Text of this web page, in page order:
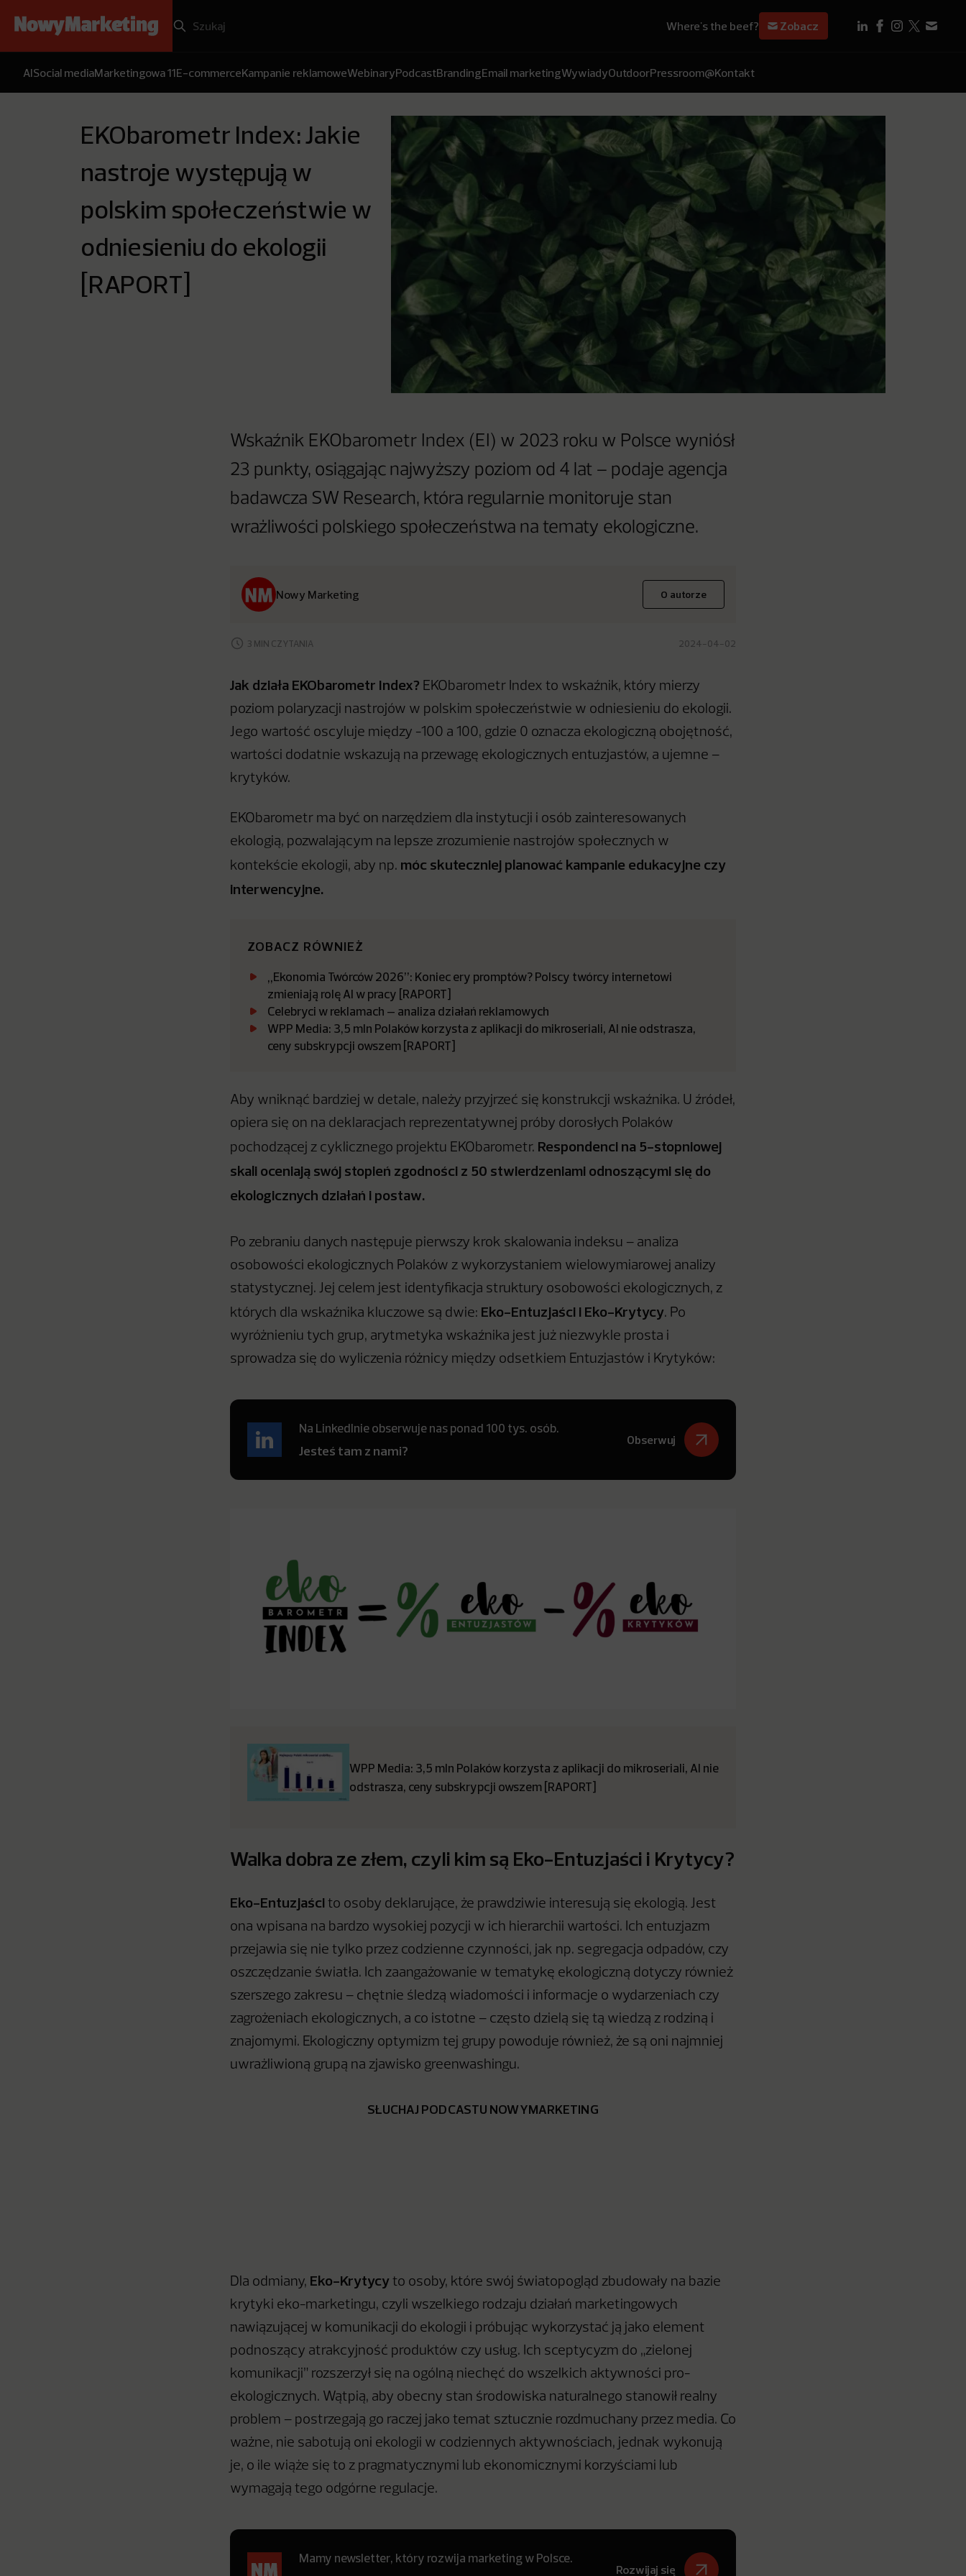
Where's the beef? Zobacz
AISocial mediaMarketingowa 11E-commerceKampanie reklamoweWebinaryPodcastBrandingEmail marketingWywiadyOutdoorPressroom@Kontakt
EKObarometr Index: Jakie
nastroje występują w
polskim społeczeństwie w
odniesieniu do ekologii
[RAPORT]
Wskaźnik EKObarometr Index (EI) w 2023 roku w Polsce wyniósł
23 punkty, osiągając najwyższy poziom od 4 lat – podaje agencja
badawcza SW Research, która regularnie monitoruje stan
wrażliwości polskiego społeczeństwa na tematy ekologiczne.
Nowy Marketing O autorze
3 MIN CZYTANIA 2024-04-02
Jak działa EKObarometr Index? EKObarometr Index to wskaźnik, który mierzy
poziom polaryzacji nastrojów w polskim społeczeństwie w odniesieniu do ekologii.
Jego wartość oscyluje między -100 a 100, gdzie 0 oznacza ekologiczną obojętność,
wartości dodatnie wskazują na przewagę ekologicznych entuzjastów, a ujemne –
krytyków.
EKObarometr ma być on narzędziem dla instytucji i osób zainteresowanych
ekologią, pozwalającym na lepsze zrozumienie nastrojów społecznych w
kontekście ekologii, aby np. móc skuteczniej planować kampanie edukacyjne czy
interwencyjne.
ZOBACZ RÓWNIEŻ
„Ekonomia Twórców 2026”: Koniec ery promptów? Polscy twórcy internetowi
zmieniają rolę AI w pracy [RAPORT]
Celebryci w reklamach – analiza działań reklamowych
WPP Media: 3,5 mln Polaków korzysta z aplikacji do mikroseriali, AI nie odstrasza,
ceny subskrypcji owszem [RAPORT]
Aby wniknąć bardziej w detale, należy przyjrzeć się konstrukcji wskaźnika. U źródeł,
opiera się on na deklaracjach reprezentatywnej próby dorosłych Polaków
pochodzącej z cyklicznego projektu EKObarometr. Respondenci na 5-stopniowej
skali oceniają swój stopień zgodności z 50 stwierdzeniami odnoszącymi się do
ekologicznych działań i postaw.
Po zebraniu danych następuje pierwszy krok skalowania indeksu – analiza
osobowości ekologicznych Polaków z wykorzystaniem wielowymiarowej analizy
statystycznej. Jej celem jest identyfikacja struktury osobowości ekologicznych, z
których dla wskaźnika kluczowe są dwie: Eko-Entuzjaści i Eko-Krytycy. Po
wyróżnieniu tych grup, arytmetyka wskaźnika jest już niezwykle prosta i
sprowadza się do wyliczenia różnicy między odsetkiem Entuzjastów i Krytyków:
Na LinkedInie obserwuje nas ponad 100 tys. osób.
Jesteś tam z nami?
Obserwuj
WPP Media: 3,5 mln Polaków korzysta z aplikacji do mikroseriali, AI nie
odstrasza, ceny subskrypcji owszem [RAPORT]
Walka dobra ze złem, czyli kim są Eko-Entuzjaści i Krytycy?
Eko-Entuzjaści to osoby deklarujące, że prawdziwie interesują się ekologią. Jest
ona wpisana na bardzo wysokiej pozycji w ich hierarchii wartości. Ich entuzjazm
przejawia się nie tylko przez codzienne czynności, jak np. segregacja odpadów, czy
oszczędzanie światła. Ich zaangażowanie w tematykę ekologiczną dotyczy również
szerszego zakresu – chętnie śledzą wiadomości i informacje o wydarzeniach czy
zagrożeniach ekologicznych, a co istotne – często dzielą się tą wiedzą z rodziną i
znajomymi. Ekologiczny optymizm tej grupy powoduje również, że są oni najmniej
uwrażliwioną grupą na zjawisko greenwashingu.
SŁUCHAJ PODCASTU NOWYMARKETING
Dla odmiany, Eko-Krytycy to osoby, które swój światopogląd zbudowały na bazie
krytyki eko-marketingu, czyli wszelkiego rodzaju działań marketingowych
nawiązującej w komunikacji do ekologii i próbując wykorzystać ją jako element
podnoszący atrakcyjność produktów czy usług. Ich sceptycyzm do „zielonej
komunikacji” rozszerzył się na ogólną niechęć do wszelkich aktywności pro-
ekologicznych. Wątpią, aby obecny stan środowiska naturalnego stanowił realny
problem – postrzegają go raczej jako temat sztucznie rozdmuchany przez media. Co
ważne, nie sabotują oni ekologii w codziennych aktywnościach, jednak wykonują
je, o ile wiąże się to z pragmatycznymi lub ekonomicznymi korzyściami lub
wymagają tego odgórne regulacje.
Mamy newsletter, który rozwija marketing w Polsce.
Rozwijaj się